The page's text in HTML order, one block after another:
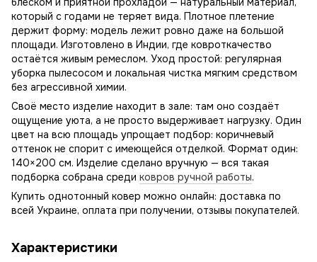
который с годами не теряет вида. Плотное плетение
держит форму: модель лежит ровно даже на большой
площади. Изготовлено в Индии, где ковроткачество
остаётся живым ремеслом. Уход простой: регулярная
уборка пылесосом и локальная чистка мягким средством
без агрессивной химии.
Своё место изделие находит в зале: там оно создаёт
ощущение уюта, а не просто выдерживает нагрузку. Один
цвет на всю площадь упрощает подбор: коричневый
оттенок не спорит с имеющейся отделкой. Формат один:
140×200 см. Изделие сделано вручную — вся такая
подборка собрана среди ковров ручной работы.
Купить однотонный ковер можно онлайн: доставка по
всей Украине, оплата при получении, отзывы покупателей.
Характеристики